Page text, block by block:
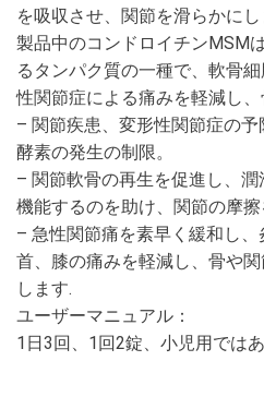
を吸収させ、関節を滑らかにし
製品中のコンドロイチンMSM
るタンパク質の一種で、軟骨
性関節症による痛みを軽減し
– 関節疾患、変形性関節症の
酵素の発生の制限。
– 関節軟骨の再生を促進し、潤
機能するのを助け、関節の摩擦
– 急性関節痛を素早く緩和し
首、膝の痛みを軽減し、骨や
します.
ユーザーマニュアル：
1日3回、1回2錠、小児用ではあ